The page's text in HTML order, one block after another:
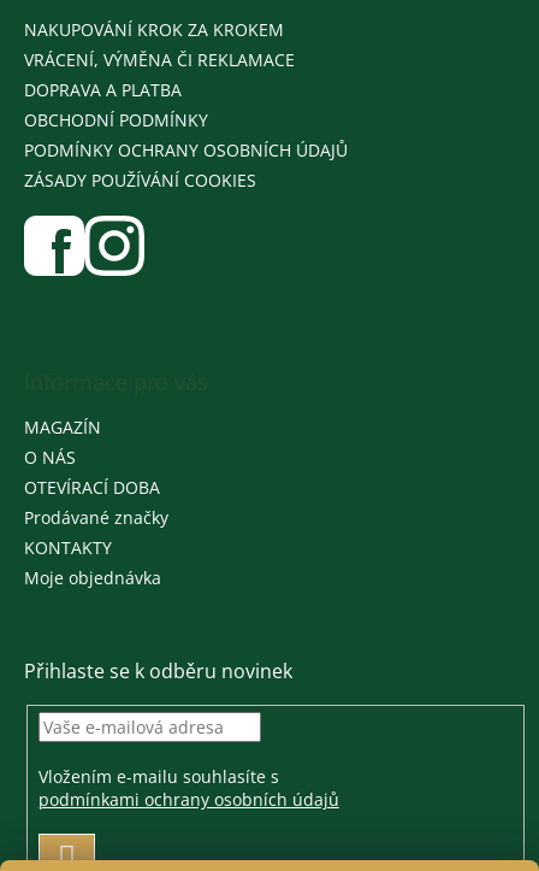
NAKUPOVÁNÍ KROK ZA KROKEM
VRÁCENÍ, VÝMĚNA ČI REKLAMACE
DOPRAVA A PLATBA
OBCHODNÍ PODMÍNKY
PODMÍNKY OCHRANY OSOBNÍCH ÚDAJŮ
ZÁSADY POUŽÍVÁNÍ COOKIES
MAGAZÍN
O NÁS
OTEVÍRACÍ DOBA
Prodávané značky
KONTAKTY
Moje objednávka
Přihlaste se k odběru novinek
Vložením e-mailu souhlasíte s
podmínkami ochrany osobních údajů
PŘIHLÁSIT